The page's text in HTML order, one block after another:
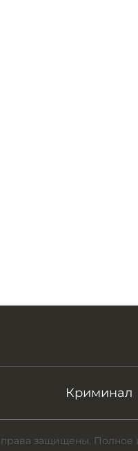
Криминал
права защищены. Полное